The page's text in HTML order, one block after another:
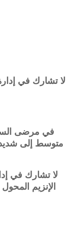
لا تشارك في
في مرضى
لا تشارك في
الإنزيم